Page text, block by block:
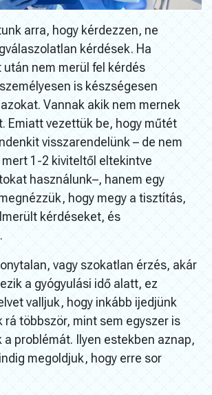
arra, hogy kérdezzen, ne
kérdések. Ha
nem merül fel kérdés
is készségesen
Vannak akik nem mernek
Emiatt vezettük be, hogy műtét
visszarendelünk – de nem
1-2 kiviteltől eltekintve
használunk–, hanem egy
hogy megy a tisztítás,
kérdéseket, és
vagy szokatlan érzés, akár
a gyógyulási idő alatt, ez
valljuk, hogy inkább ijedjünk
rá többször, mint sem egyszer is
problémát. Ilyen estekben aznap,
megoldjuk, hogy erre sor